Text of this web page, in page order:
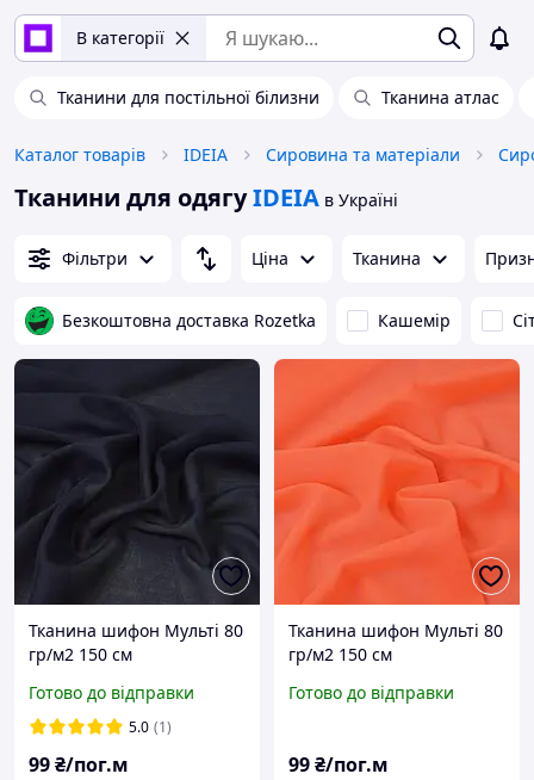
В категорії
Тканини для постільної білизни Тканина атлас
Каталог товарів IDEIA Сировина та матеріали
Тканини для одягуIDEIA в Україні
Фільтри Ціна Тканина
Безкоштовна доставка Rozetka Кашемір
Тканина шифон Мульті 80
гр/м2 150 см
повітряна для суконь,
блузок та аксесуарів т/
Готово до відправки
5.0 (1)
99₴/пог.м
Тканина шифон Мульті 80
гр/м2 150 см
повітряна для суконь,
Готово до відправки
99₴/пог.м